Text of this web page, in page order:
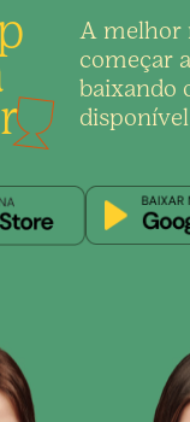
A melhor
começar
baixando